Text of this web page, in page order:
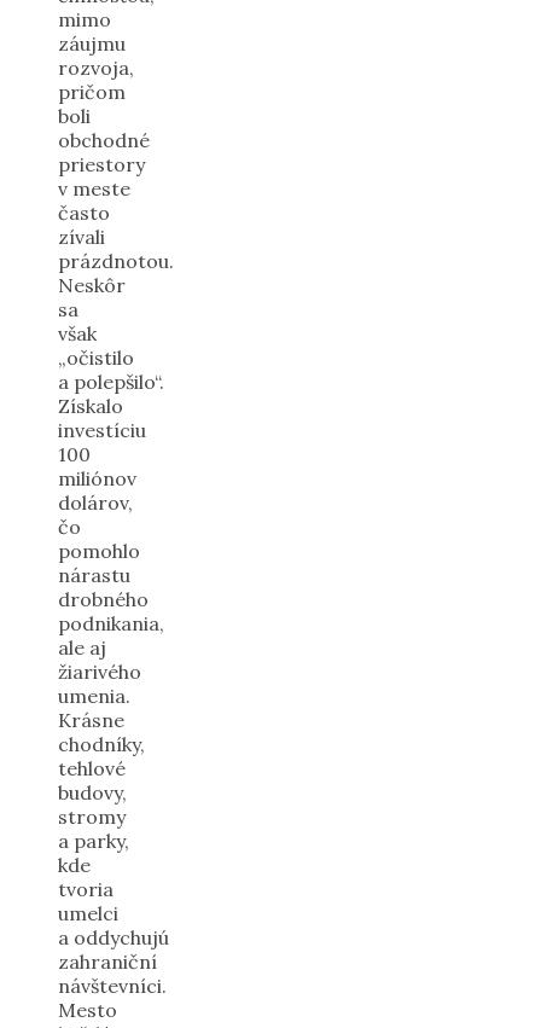
mimo
záujmu
rozvoja,
pričom
boli
obchodné
priestory
v meste
často
zívali
prázdnotou.
Neskôr
sa
však
„očistilo
a polepšilo“.
Získalo
investíciu
100
miliónov
dolárov,
čo
pomohlo
nárastu
drobného
podnikania,
ale aj
žiarivého
umenia.
Krásne
chodníky,
tehlové
budovy,
stromy
a parky,
kde
tvoria
umelci
a oddychujú
zahraniční
návštevníci.
Mesto